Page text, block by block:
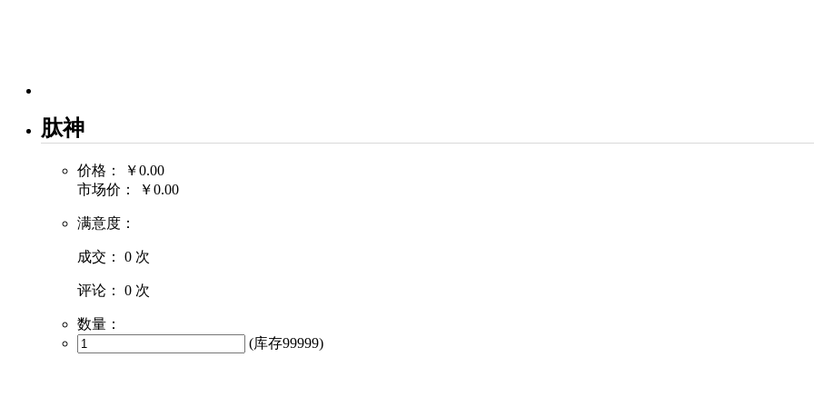
肽神
价格：
￥0.00
市场价：
￥0.00
满意度：
成交： 0 次
评论： 0 次
数量：
(库存99999)